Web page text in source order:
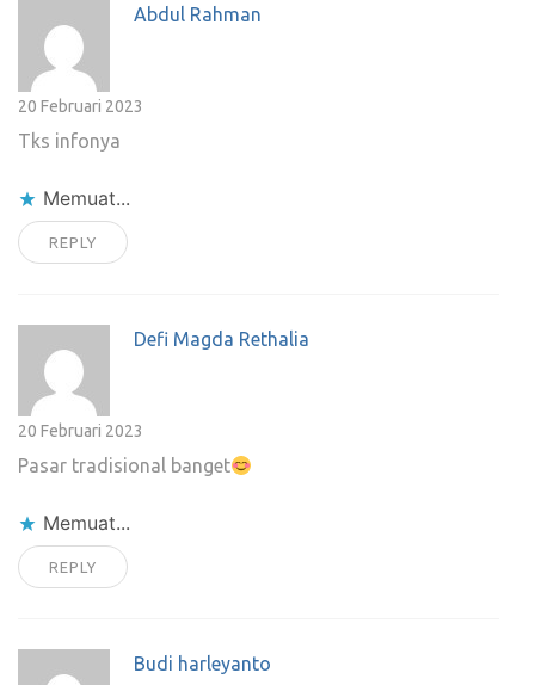
Abdul Rahman
20 Februari 2023
Tks infonya
Memuat...
REPLY
Defi Magda Rethalia
20 Februari 2023
Pasar tradisional banget
Memuat...
REPLY
Budi harleyanto